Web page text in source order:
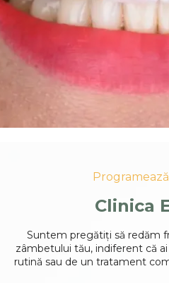
Clinica
Suntem pregătiți să redăm
zâmbetului tău, indiferent că
rutină sau de un tratament